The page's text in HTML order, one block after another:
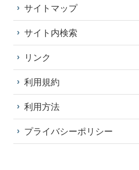
サイトマップ
サイト内検索
リンク
利用規約
利用方法
プライバシーポリシー